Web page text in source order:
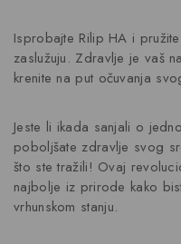
Isprobajte Rilip HA i
zaslužuju. Zdravlje je vaš
krenite na put očuvanja
Jeste li ikada sanjali o
poboljšate zdravlje svog
što ste tražili! Ovaj
najbolje iz prirode kako
vrhunskom stanju.